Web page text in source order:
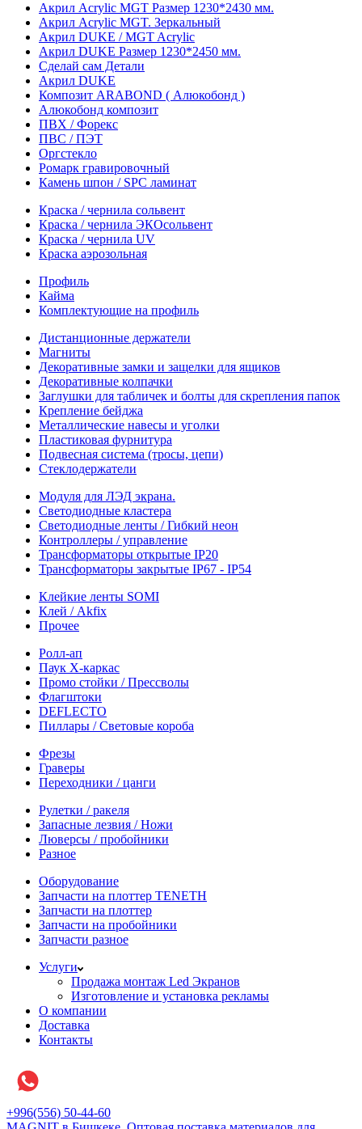
Акрил Acrylic MGT Размер 1230*2430 мм.
Акрил Acrylic MGT. Зеркальный
Акрил DUKE / MGT Acrylic
Акрил DUKE Размер 1230*2450 мм.
Сделай сам Детали
Акрил DUKE
Композит ARABOND ( Алюкобонд )
Алюкобонд композит
ПВХ / Форекс
ПВС / ПЭТ
Оргстекло
Ромарк гравировочный
Камень шпон / SPC ламинат
Краска / чернила сольвент
Краска / чернила ЭКОсольвент
Краска / чернила UV
Краска аэрозольная
Профиль
Кайма
Комплектующие на профиль
Дистанционные держатели
Магниты
Декоративные замки и защелки для ящиков
Декоративные колпачки
Заглушки для табличек и болты для скрепления папок
Крепление бейджа
Металлические навесы и уголки
Пластиковая фурнитура
Подвесная система (тросы, цепи)
Стеклодержатели
Модуля для ЛЭД экрана.
Светодиодные кластера
Светодиодные ленты / Гибкий неон
Контроллеры / управление
Трансформаторы открытые IP20
Трансформаторы закрытые IP67 - IP54
Клейкие ленты SOMI
Клей / Akfix
Прочее
Ролл-ап
Паук X-каркас
Промо стойки / Прессволы
Флагштоки
DEFLECTO
Пиллары / Световые короба
Фрезы
Граверы
Переходники / цанги
Рулетки / ракеля
Запасные лезвия / Ножи
Люверсы / пробойники
Разное
Оборудование
Запчасти на плоттер TENETH
Запчасти на плоттер
Запчасти на пробойники
Запчасти разное
Услуги
Продажа монтаж Led Экранов
Изготовление и установка рекламы
О компании
Доставка
Контакты
+996(556) 50-44-60